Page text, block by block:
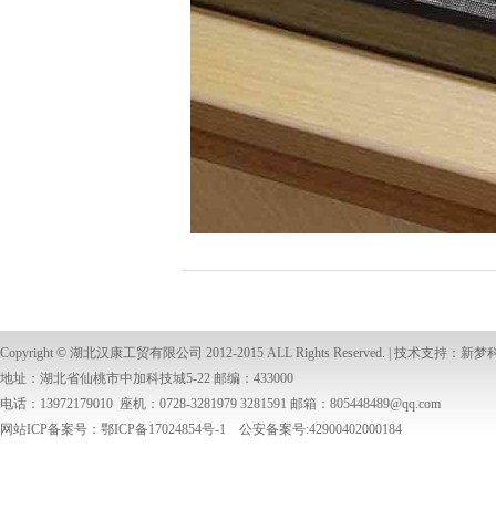
Copyright © 湖北汉康工贸有限公司 2012-2015 ALL Rights Reserved. | 技术支持： 新梦
地址：湖北省仙桃市中加科技城5-22 邮编：433000
电话：13972179010 座机：0728-3281979 3281591 邮箱： 805448489@qq.com
网站ICP备案号：鄂ICP备17024854号-1 公安备案号:42900402000184